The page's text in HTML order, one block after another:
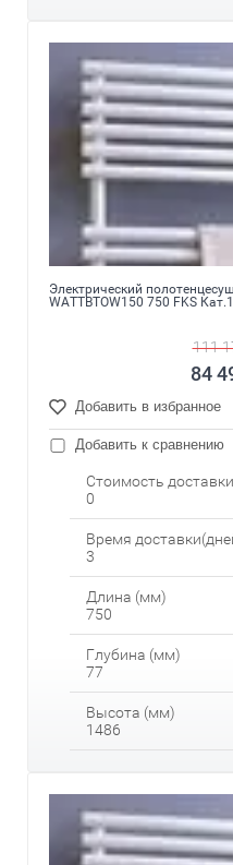
Электрический
WATTBTOW150 750 FKS Кат.1
111
84
Добавить в избранное
Добавить к сравнению
Стоимость
0
Время
3
Длина (мм)
750
Глубина (мм)
77
Высота (мм)
1486